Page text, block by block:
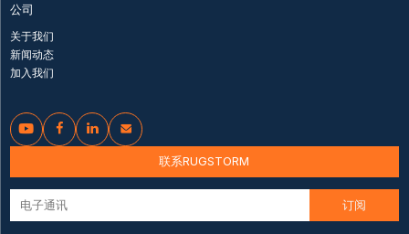
公司
关于我们
新闻动态
加入我们
   
联系RUGSTORM